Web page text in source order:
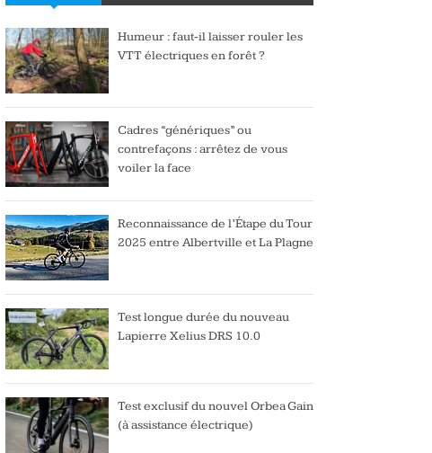
Humeur : faut-il laisser rouler les
VTT électriques en forêt ?
Cadres “génériques” ou
contrefaçons : arrêtez de vous
voiler la face
Reconnaissance de l’Étape du Tour
2025 entre Albertville et La Plagne
Test longue durée du nouveau
Lapierre Xelius DRS 10.0
Test exclusif du nouvel Orbea Gain
(à assistance électrique)